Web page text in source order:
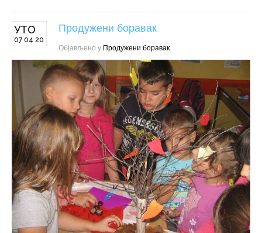
УТО
07 04 20
Продужени боравак
Објављено у Продужени боравак